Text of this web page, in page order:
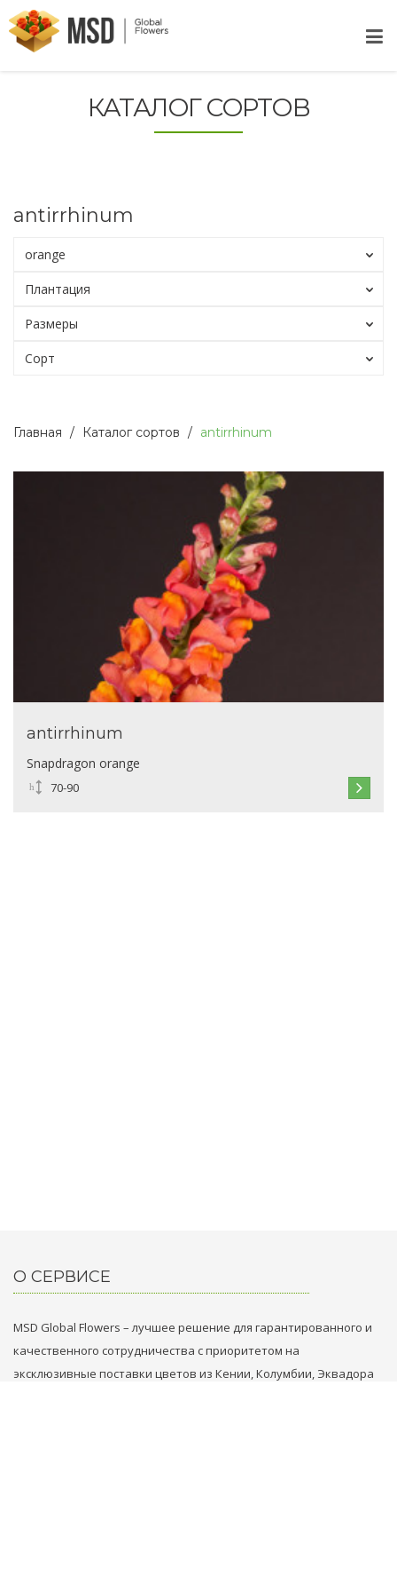
КАТАЛОГ СОРТОВ
antirrhinum
orange
Плантация
Размеры
Сорт
Главная Каталог сортов antirrhinum
antirrhinum
Snapdragon orange
70-90
О СЕРВИСЕ
MSD Global Flowers – лучшее решение для гарантированного и
качественного сотрудничества с приоритетом на
эксклюзивные поставки цветов из Кении, Колумбии, Эквадора